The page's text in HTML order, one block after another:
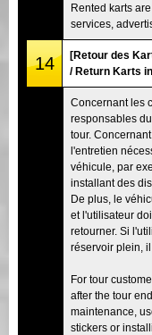
Rented karts
services,
14
[Retour des
/ Return Karts
Concernant les
responsables
tour.
l'entretien
véhicule, par
installant des
De plus, le
et l'utilisateur
retourner. Si
réservoir plein,
For tour
after the tour
maintenance,
stickers or